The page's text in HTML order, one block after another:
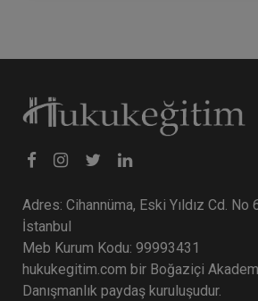
Adres: Cihannüma, Eski Yıldız Cd.
İstanbul
Meb Kurum Kodu: 99993431
hukukegitim.com bir Boğaziçi
Danışmanlık paydaş kuruluşudur.